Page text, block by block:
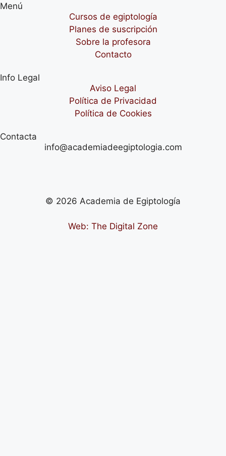
Menú
Cursos de egiptología
Planes de suscripción
Sobre la profesora
Contacto
Info Legal
Aviso Legal
Política de Privacidad
Política de Cookies
Contacta
info@academiadeegiptologia.com
© 2026 Academia de Egiptología
Web: The Digital Zone